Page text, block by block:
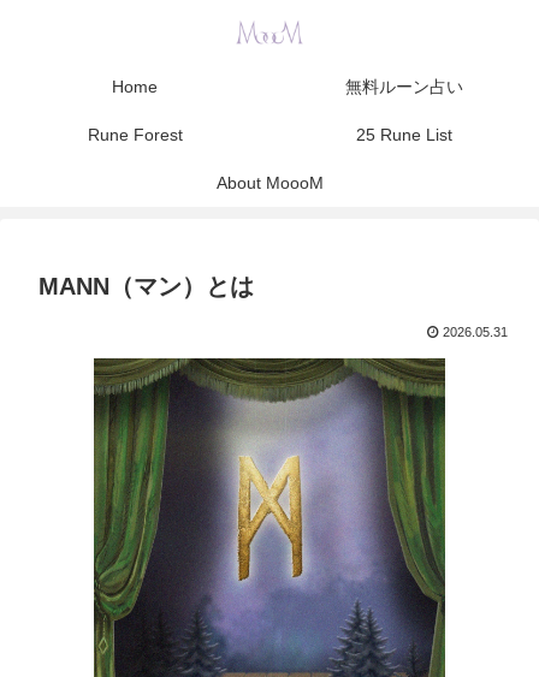
Home 無料ルーン占い
Rune Forest 25 Rune List
About MoooM
MANN（マン）とは
2026.05.31